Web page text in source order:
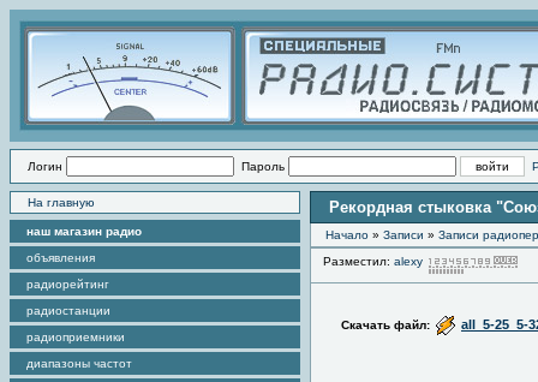
Логин Пароль
На главную
наш магазин радио
объявления
радиорейтинг
радиостанции
радиоприемники
диапазоны частот
Рекордная стыковка
Начало » Записи » Записи
Разместил: alexy
Скачать файл: all_5-25_5-